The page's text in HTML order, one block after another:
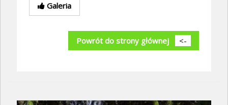
Galeria
Powrót do strony głównej <-